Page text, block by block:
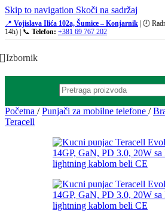
Skip to navigation Skoči na sadržaj
📍 Vojislava Ilića 102a, Šumice – Konjarnik | 🕘
14h) | 📞 Telefon: +381 69 767 202
Izbornik
Početna / Punjači za mobilne telefone /
Teracell